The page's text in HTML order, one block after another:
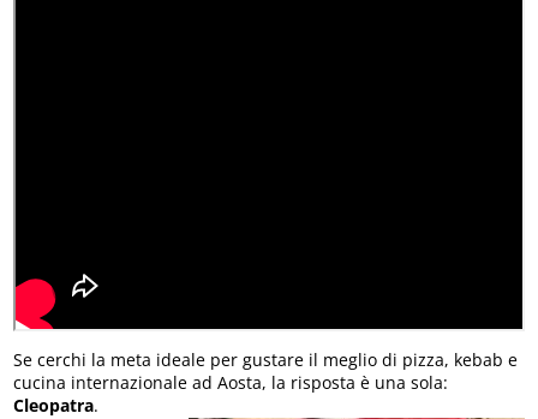
Se cerchi la meta ideale per gustare il meglio di pizza, kebab e
cucina internazionale ad Aosta, la risposta è una sola:
Cleopatra.